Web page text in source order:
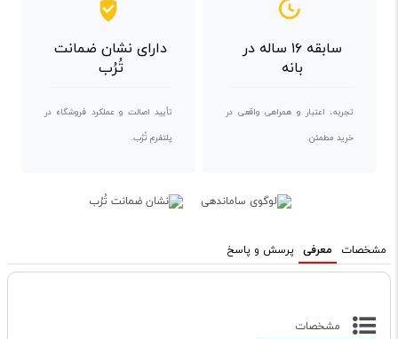
سابقه ۱۶ ساله در
بانه
تجربه، اعتبار و همراهی واقعی در
خرید مطمئن.
دارای نشان ضمانت
تُرُب
تأیید اصالت و عملکرد فروشگاه در
پلتفرم تُرُب.
مشخصات معرفی پرسش و پاسخ
مشخصات